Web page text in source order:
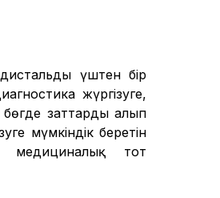
дистальды үштен бір
жүргізуге,
заттарды алып
мүмкіндік беретін
медициналық тот